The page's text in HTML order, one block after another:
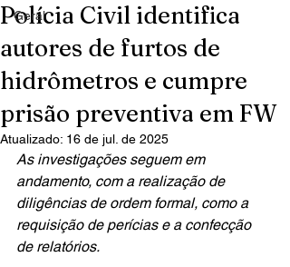
Geral
Polícia Civil identifica
autores de furtos de
hidrômetros e cumpre
prisão preventiva em FW
Atualizado: 16 de jul. de 2025
As investigações seguem em
andamento, com a realização de
diligências de ordem formal, como a
requisição de perícias e a confecção
de relatórios.